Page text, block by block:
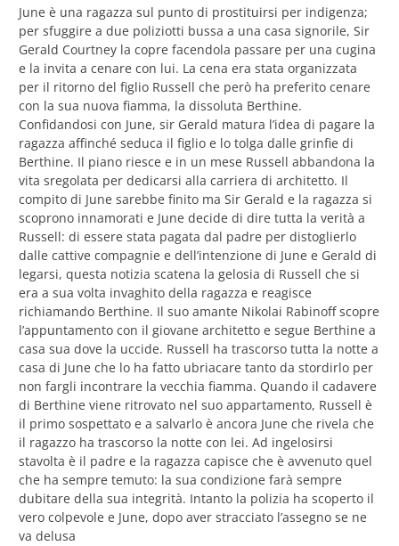
June è una ragazza sul punto di prostituirsi per indigenza;
per sfuggire a due poliziotti bussa a una casa signorile, Sir
Gerald Courtney la copre facendola passare per una cugina
e la invita a cenare con lui. La cena era stata organizzata
per il ritorno del figlio Russell che però ha preferito cenare
con la sua nuova fiamma, la dissoluta Berthine.
Confidandosi con June, sir Gerald matura l’idea di pagare la
ragazza affinché seduca il figlio e lo tolga dalle grinfie di
Berthine. Il piano riesce e in un mese Russell abbandona la
vita sregolata per dedicarsi alla carriera di architetto. Il
compito di June sarebbe finito ma Sir Gerald e la ragazza si
scoprono innamorati e June decide di dire tutta la verità a
Russell: di essere stata pagata dal padre per distoglierlo
dalle cattive compagnie e dell’intenzione di June e Gerald di
legarsi, questa notizia scatena la gelosia di Russell che si
era a sua volta invaghito della ragazza e reagisce
richiamando Berthine. Il suo amante Nikolai Rabinoff scopre
l’appuntamento con il giovane architetto e segue Berthine a
casa sua dove la uccide. Russell ha trascorso tutta la notte a
casa di June che lo ha fatto ubriacare tanto da stordirlo per
non fargli incontrare la vecchia fiamma. Quando il cadavere
di Berthine viene ritrovato nel suo appartamento, Russell è
il primo sospettato e a salvarlo è ancora June che rivela che
il ragazzo ha trascorso la notte con lei. Ad ingelosirsi
stavolta è il padre e la ragazza capisce che è avvenuto quel
che ha sempre temuto: la sua condizione farà sempre
dubitare della sua integrità. Intanto la polizia ha scoperto il
vero colpevole e June, dopo aver stracciato l’assegno se ne
va delusa